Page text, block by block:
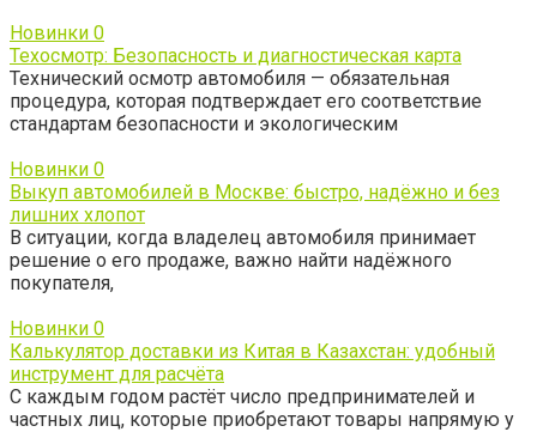
Новинки 0
Техосмотр: Безопасность и диагностическая карта
Технический осмотр автомобиля — обязательная
процедура, которая подтверждает его соответствие
стандартам безопасности и экологическим
Новинки 0
Выкуп автомобилей в Москве: быстро, надёжно и без
лишних хлопот
В ситуации, когда владелец автомобиля принимает
решение о его продаже, важно найти надёжного
покупателя,
Новинки 0
Калькулятор доставки из Китая в Казахстан: удобный
инструмент для расчёта
С каждым годом растёт число предпринимателей и
частных лиц, которые приобретают товары напрямую у